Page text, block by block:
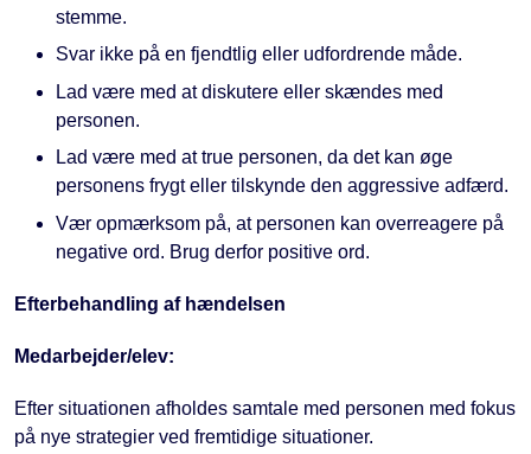
stemme.
Svar ikke på en fjendtlig eller udfordrende måde.
Lad være med at diskutere eller skændes med
personen.
Lad være med at true personen, da det kan øge
personens frygt eller tilskynde den aggressive adfærd.
Vær opmærksom på, at personen kan overreagere på
negative ord. Brug derfor positive ord.
Efterbehandling af hændelsen
Medarbejder/elev:
Efter situationen afholdes samtale med personen med fokus
på nye strategier ved fremtidige situationer.